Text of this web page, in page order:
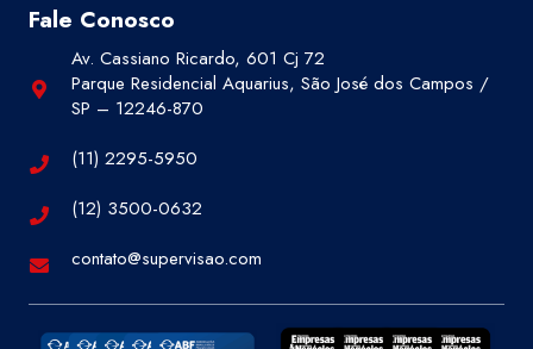
Fale Conosco
Av. Cassiano Ricardo, 601 Cj 72
Parque Residencial Aquarius, São José dos Campos /
SP – 12246-870
(11) 2295-5950
(12) 3500-0632
contato@supervisao.com